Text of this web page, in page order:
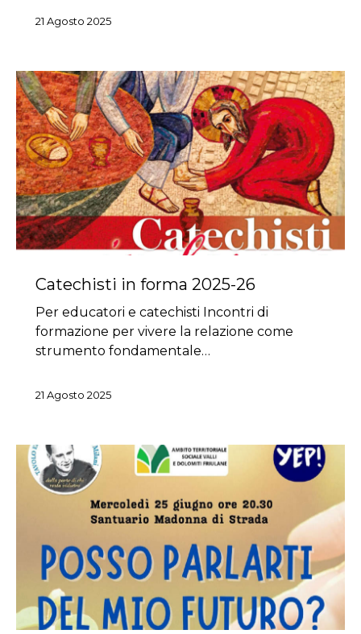
21 Agosto 2025
Catechisti in forma 2025-26
Per educatori e catechisti Incontri di
formazione per vivere la relazione come
strumento fondamentale…
21 Agosto 2025